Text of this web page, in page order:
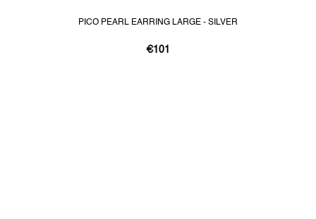
PICO PEARL EARRING LARGE - SILVER
€101